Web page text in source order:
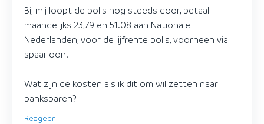
Bij mij loopt de polis nog steeds door, betaal
maandelijks 23,79 en 51.08 aan Nationale
Nederlanden, voor de lijfrente polis, voorheen via
spaarloon.
Wat zijn de kosten als ik dit om wil zetten naar
banksparen?
Reageer